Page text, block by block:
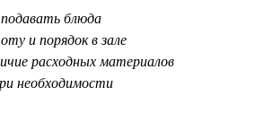
блюда
и порядок в зале
расходных материалов
необходимости